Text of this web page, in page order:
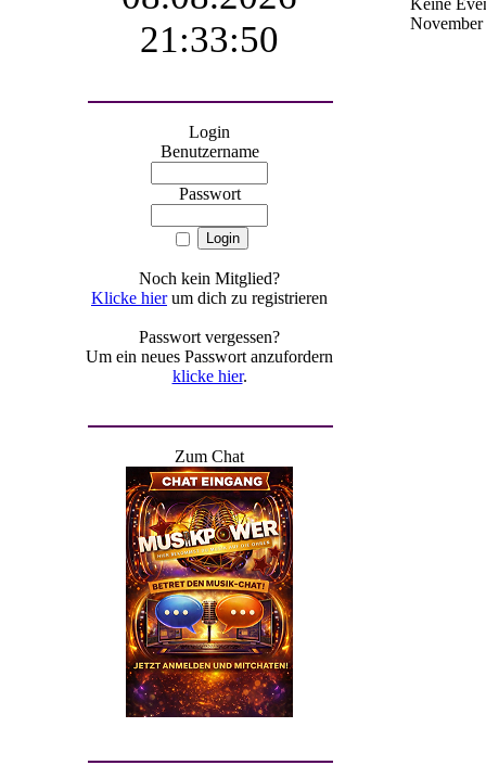
21:33:51
Login
Benutzername
Passwort
Noch kein Mitglied?
Klicke hierum dich zu registrieren
Passwort vergessen?
Um ein neues Passwort anzufordern
klicke hier.
Zum Chat
Keine